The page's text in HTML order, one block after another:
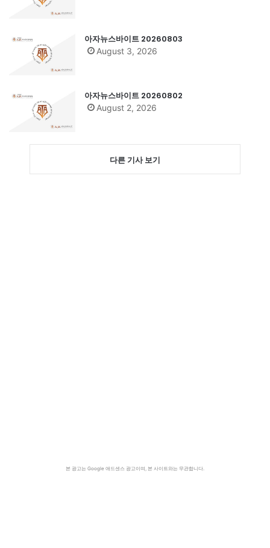
아자뉴스바이트 20260803
August 3, 2026
아자뉴스바이트 20260802
August 2, 2026
다른 기사 보기
본 광고는 Google 애드센스 광고이며, 본 사이트와는 무관합니다.